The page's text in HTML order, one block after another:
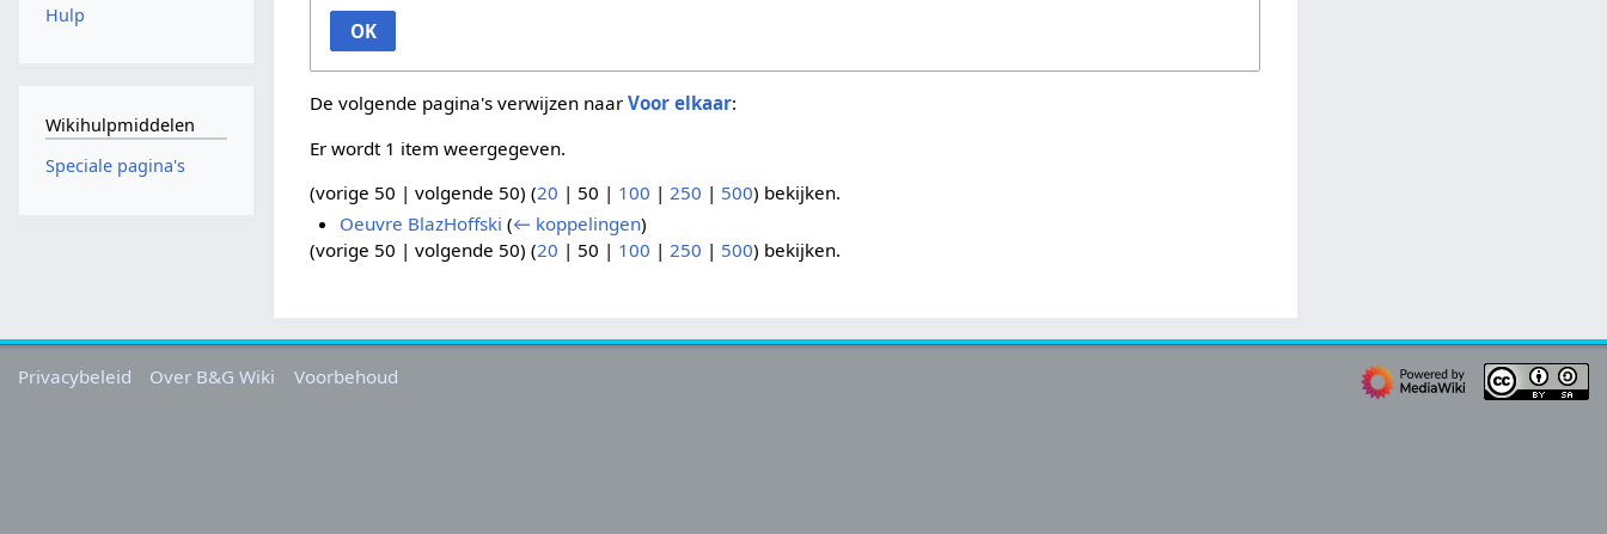
OK
De volgende pagina's verwijzen naarVoor elkaar:
Er wordt 1 item weergegeven.
(vorige 50 |volgende 50) (20 | 50 | 100 | 250 | 500) bekijken.
Oeuvre BlazHoffski (← koppelingen)
(vorige 50 |volgende 50) (20 | 50 | 100 |250 | 500) bekijken.
Hulp
Wikihulpmiddelen
Speciale pagina's
Privacybeleid Over B&G Wiki Voorbehoud